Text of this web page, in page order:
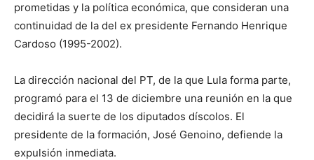
prometidas y la política económica, que consideran una
continuidad de la del ex presidente Fernando Henrique
Cardoso (1995-2002).
La dirección nacional del PT, de la que Lula forma parte,
programó para el 13 de diciembre una reunión en la que
decidirá la suerte de los diputados díscolos. El
presidente de la formación, José Genoino, defiende la
expulsión inmediata.